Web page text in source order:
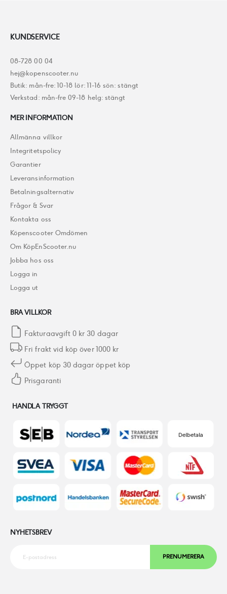
KUNDSERVICE
08-728 00 04
hej@kopenscooter.nu
Butik: mån-fre: 10-18 lör: 11-16 sön: stängt
Verkstad: mån-fre 09-18 helg: stängt
MER INFORMATION
Allmänna villkor
Integritetspolicy
Garantier
Leveransinformation
Betalningsalternativ
Frågor & Svar
Kontakta oss
Köpenscooter Omdömen
Om KöpEnScooter.nu
Jobba hos oss
Logga in
Logga ut
BRA VILLKOR
Fakturaavgift 0 kr 30 dagar
Fri frakt vid köp över 1000 kr
Öppet köp 30 dagar öppet köp
Prisgaranti
HANDLA TRYGGT
NYHETSBREV
PRENUMERERA